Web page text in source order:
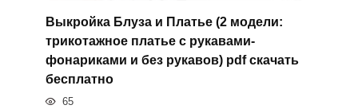
Выкройка Блуза и Платье (2 модели:
трикотажное платье с рукавами-
фонариками и без рукавов) pdf скачать
бесплатно
65